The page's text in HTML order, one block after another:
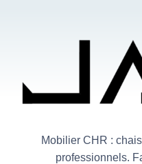
Mobilier CHR :
professionnels.